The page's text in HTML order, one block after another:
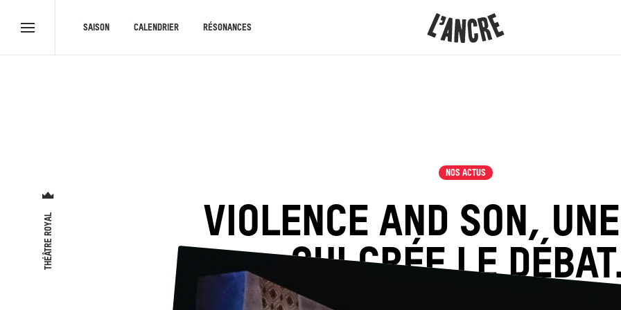
THÉÂTRE ROYAL
Menu
RACCOURCIS
SAISON CALENDRIER RÉSONANCES
VIOLENCE AND SON,
QUI CRÉE LE
NOS ACTUS